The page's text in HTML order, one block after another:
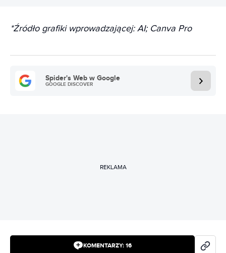
*Źródło grafiki wprowadzającej: AI; Canva Pro
Spider's Web w Google
GOOGLE DISCOVER
REKLAMA
KOMENTARZY: 16